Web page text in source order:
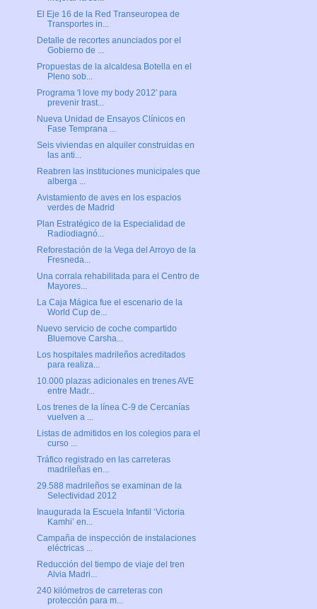
El Eje 16 de la Red Transeuropea de
Transportes in...
Detalle de recortes anunciados por el
Gobierno de ...
Propuestas de la alcaldesa Botella en el
Pleno sob...
Programa 'I love my body 2012' para
prevenir trast...
Nueva Unidad de Ensayos Clínicos en
Fase Temprana ...
Seis viviendas en alquiler construidas en
las anti...
Reabren las instituciones municipales que
alberga ...
Avistamiento de aves en los espacios
verdes de Madrid
Plan Estratégico de la Especialidad de
Radiodiagnó...
Reforestación de la Vega del Arroyo de la
Fresneda...
Una corrala rehabilitada para el Centro de
Mayores...
La Caja Mágica fue el escenario de la
World Cup de...
Nuevo servicio de coche compartido
Bluemove Carsha...
Los hospitales madrileños acreditados
para realiza...
10.000 plazas adicionales en trenes AVE
entre Madr...
Los trenes de la línea C-9 de Cercanías
vuelven a ...
Listas de admitidos en los colegios para el
curso ...
Tráfico registrado en las carreteras
madrileñas en...
29.588 madrileños se examinan de la
Selectividad 2012
Inaugurada la Escuela Infantil ‘Victoria
Kamhi’ en...
Campaña de inspección de instalaciones
eléctricas ...
Reducción del tiempo de viaje del tren
Alvia Madri...
240 kilómetros de carreteras con
protección para m...